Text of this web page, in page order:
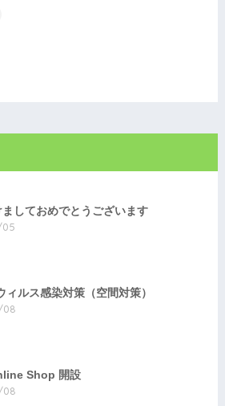
しておめでとうございます
ィルス感染対策（空間対策）
08
Shop 開設
08